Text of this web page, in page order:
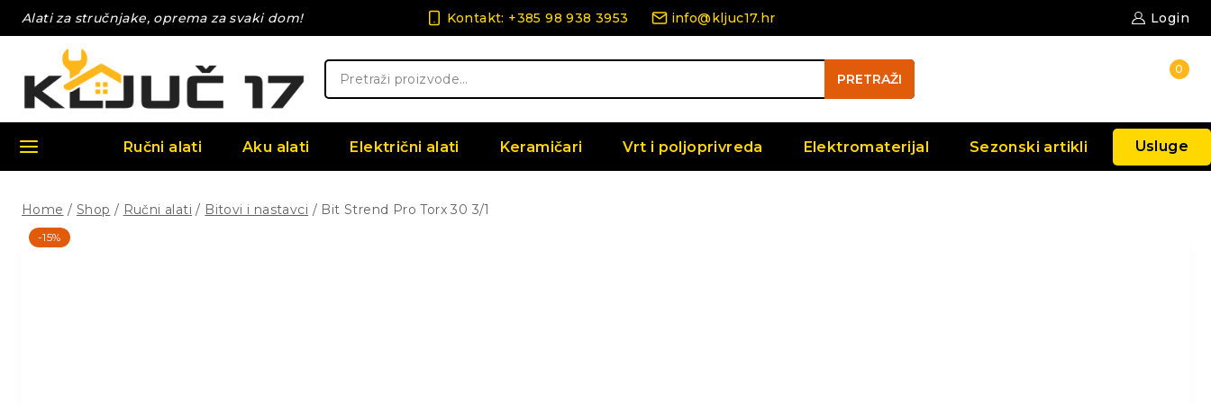
Alati za stručnjake, oprema za svaki dom! Kontakt: +385 98 938 3953 info@kljuc17.hr Login
Pretraži:
PRETRAŽI
0
Ručni alati Aku alati Električni alati Keramičari Vrt i poljoprivreda Elektromaterijal Sezonski artikli Usluge
Home / Shop / Ručni alati / Bitovi i nastavci / Bit Strend Pro Torx 30 3/1
-15%